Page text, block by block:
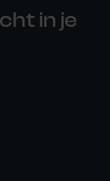
in je